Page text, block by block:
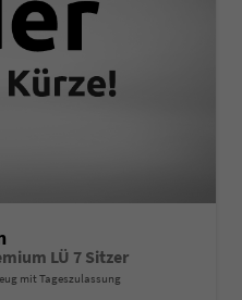
LÜ 7 Sitzer
mit Tageszulassung